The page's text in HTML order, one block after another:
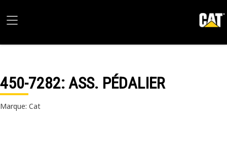
450-7282: ASS. PÉDALIER
Marque: Cat